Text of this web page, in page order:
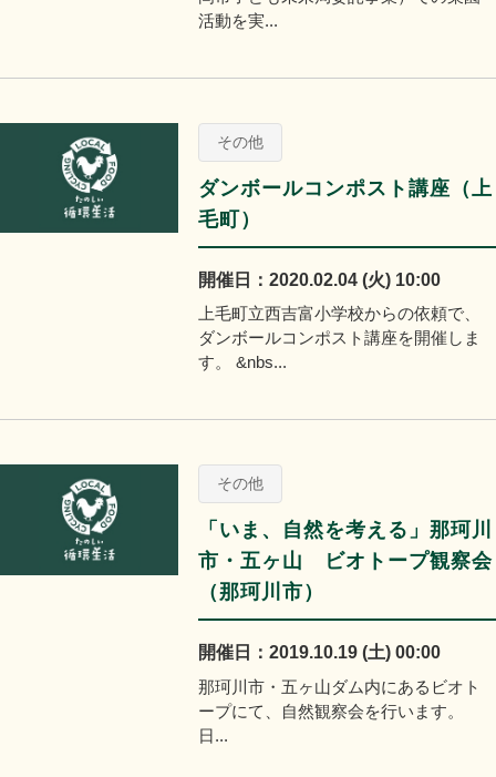
活動を実...
その他
ダンボールコンポスト講座（上
毛町）
開催日：2020.02.04 (火) 10:00
上毛町立西吉富小学校からの依頼で、
ダンボールコンポスト講座を開催しま
す。 &nbs...
その他
「いま、自然を考える」那珂川
市・五ヶ山 ビオトープ観察会
（那珂川市）
開催日：2019.10.19 (土) 00:00
那珂川市・五ヶ山ダム内にあるビオト
ープにて、自然観察会を行います。
日...